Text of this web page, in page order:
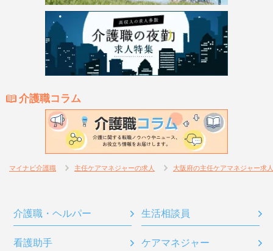
介護職コラム
マイナビ介護職 主任ケアマネジャーの求人 大阪府の主任ケアマネジャー求人
介護職・ヘルパー 生活相談員
看護助手 ケアマネジャー